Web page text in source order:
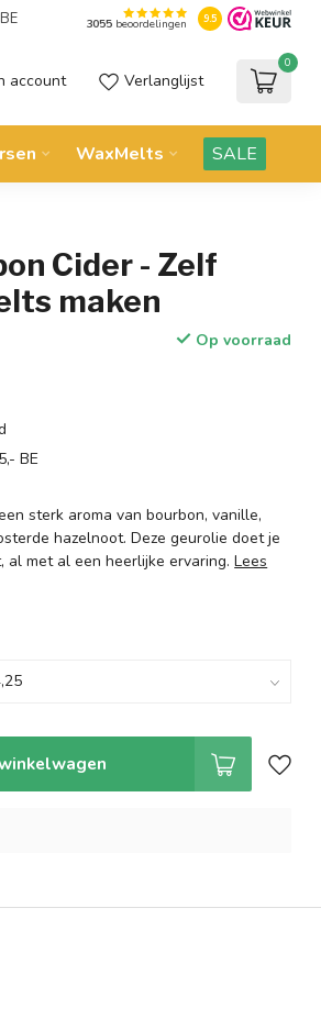
3055beoordelingen 9.5
account Verlanglijst
0
WaxMelts SALE
Cider - Zelf
maken
Op voorraad
BE
sterk aroma van bourbon, vanille,
hazelnoot. Deze geurolie doet je
al met al een heerlijke ervaring.Lees